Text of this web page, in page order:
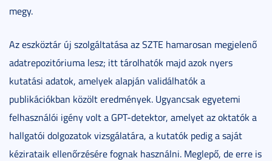
megy.
Az eszköztár új szolgáltatása az SZTE hamarosan megjelenő
adatrepozitóriuma lesz; itt tárolhatók majd azok nyers
kutatási adatok, amelyek alapján validálhatók a
publikációkban közölt eredmények. Ugyancsak egyetemi
felhasználói igény volt a GPT-detektor, amelyet az oktatók a
hallgatói dolgozatok vizsgálatára, a kutatók pedig a saját
kézirataik ellenőrzésére fognak használni. Meglepő, de erre is